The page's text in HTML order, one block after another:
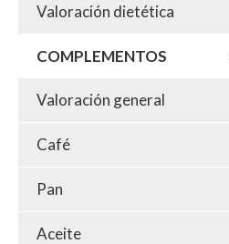
Valoración dietética
COMPLEMENTOS
Valoración general
Café
Pan
Aceite